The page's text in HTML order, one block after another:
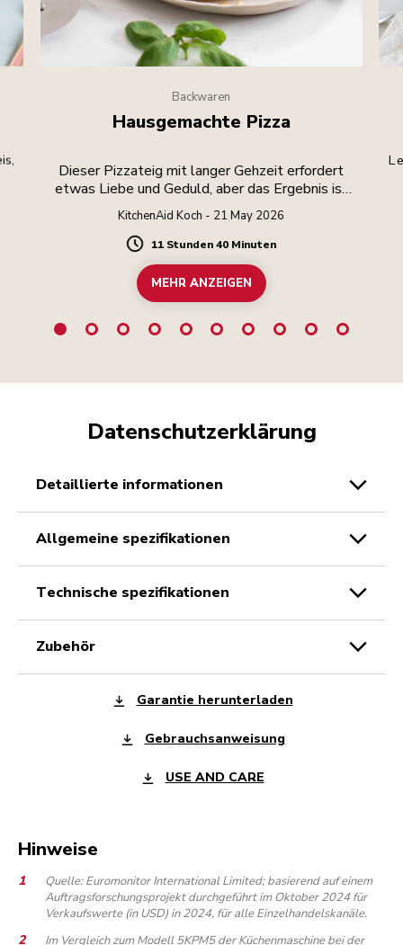
Backwaren
Hausgemachte Pizza
Dieser Pizzateig mit langer Gehzeit erfordert
etwas Liebe und Geduld, aber das Ergebnis ist
die Mühe wert.
KitchenAid Koch - 21 May 2026
Duration
11 Stunden 40 Minuten
MEHR ANZEIGEN
Datenschutzerklärung
detaillierte informationen
allgemeine spezifikationen
technische spezifikationen
zubehör
Garantie herunterladen
Gebrauchsanweisung
USE AND CARE
Hinweise
Quelle: Euromonitor International Limited; basierend auf einem
Auftragsforschungsprojekt durchgeführt im Oktober 2024 für
Verkaufswerte (in USD) in 2024, für alle Einzelhandelskanäle.
Im Vergleich zum Modell 5KPM5 der Küchenmaschine bei der